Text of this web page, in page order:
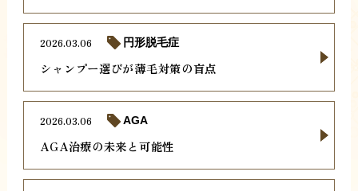
シャンプー選びが薄毛対策の盲点
2026.03.06 円形脱毛症
AGA治療の未来と可能性
2026.03.06 AGA